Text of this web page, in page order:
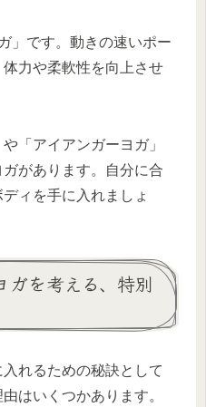
」です。動きの速いポー
力や柔軟性を向上させ
「アイアンガーヨガ」
があります。自分に合
ィを手に入れましょ
ガを考える、特別
れるための秘訣として
はいくつかあります。